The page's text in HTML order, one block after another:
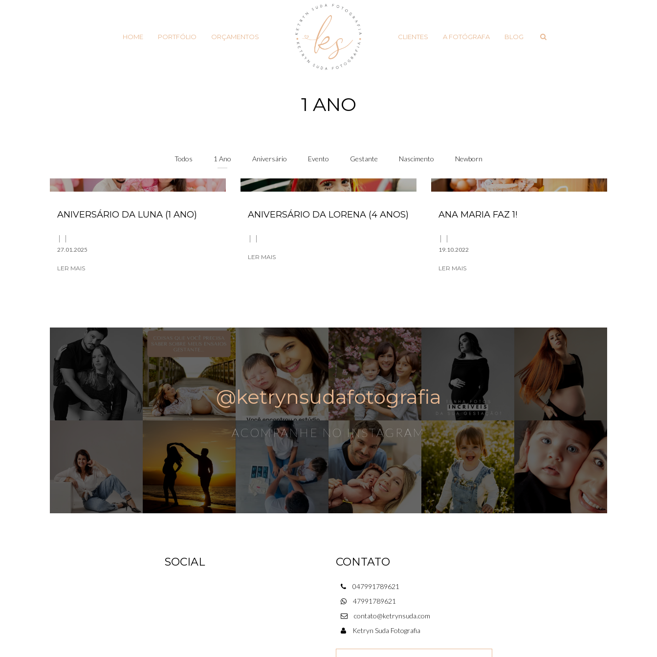
HOME PORTFÓLIO ORÇAMENTOS CLIENTES A FOTÓGRAFA BLOG
1 ANO
Todos 1 Ano Aniversário Evento Gestante Nascimento Newborn
ANIVERSÁRIO DA LUNA (1 ANO)
27.01.2025
LER MAIS
ANIVERSÁRIO DA LORENA (4 ANOS)
LER MAIS
ANA MARIA FAZ 1!
19.10.2022
LER MAIS
@ketrynsudafotografia
ACOMPANHE NO INSTAGRAM
SOCIAL CONTATO
047991789621
47991789621
contato@ketrynsuda.com
Ketryn Suda Fotografia